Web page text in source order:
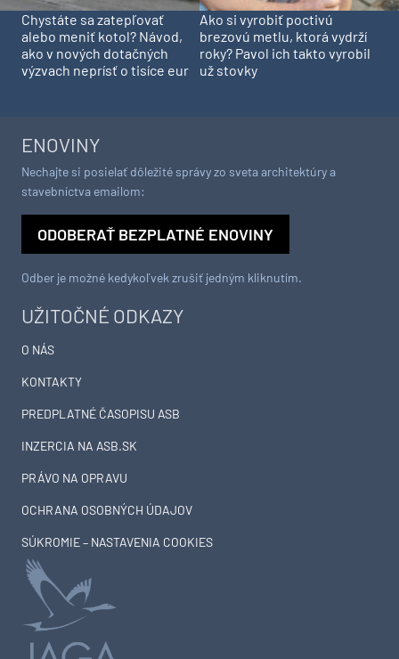
Chystáte sa zatepľovať
alebo meniť kotol? Návod,
ako v nových dotačných
výzvach neprísť o tisíce eur
Ako si vyrobiť poctivú
brezovú metlu, ktorá vydrží
roky? Pavol ich takto vyrobil
už stovky
UŽITOČNÉ ODKAZY
O NÁS
KONTAKTY
PREDPLATNÉ ČASOPISU ASB
INZERCIA NA ASB.SK
PRÁVO NA OPRAVU
OCHRANA OSOBNÝCH ÚDAJOV
SÚKROMIE – NASTAVENIA COOKIES
ENOVINY
Nechajte si posielať dôležité správy zo sveta architektúry a
stavebníctva emailom:
ODOBERAŤ BEZPLATNÉ ENOVINY
Odber je možné kedykoľvek zrušiť jedným kliknutím.